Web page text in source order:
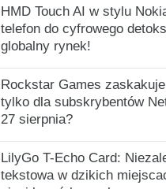
HMD Touch AI w stylu
telefon do cyfrowego
globalny rynek!
Rockstar Games
tylko dla subskrybentów
27 sierpnia?
LilyGo T-Echo Card:
tekstowa w dzikich